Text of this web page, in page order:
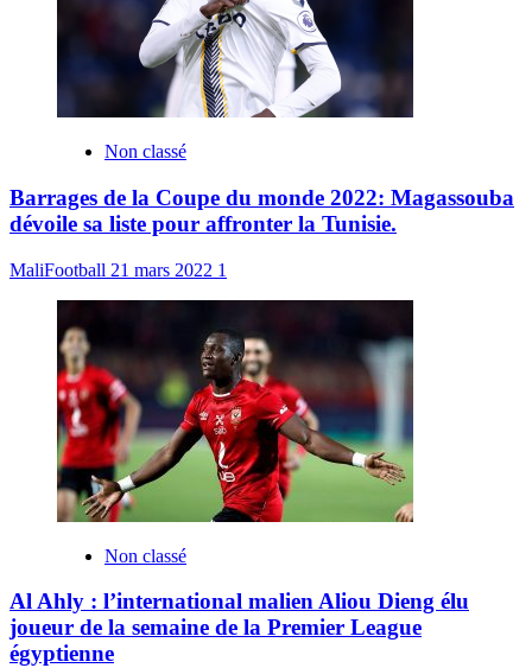
Non classé
Barrages de la Coupe du monde 2022: Magassouba
dévoile sa liste pour affronter la Tunisie.
MaliFootball 21 mars 2022 1
Non classé
Al Ahly : l’international malien Aliou Dieng élu
joueur de la semaine de la Premier League
égyptienne